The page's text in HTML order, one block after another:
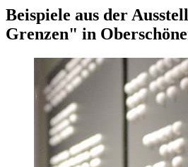
Beispiele aus der
Grenzen" in